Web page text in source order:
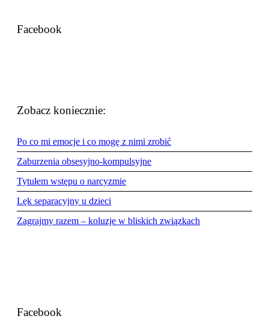
Facebook
Zobacz koniecznie:
Po co mi emocje i co mogę z nimi zrobić
Zaburzenia obsesyjno-kompulsyjne
Tytułem wstępu o narcyzmie
Lęk separacyjny u dzieci
Zagrajmy razem – koluzje w bliskich związkach
Facebook